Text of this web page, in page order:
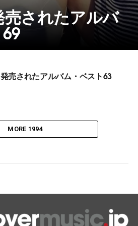
されたアルバ
売されたアルバム・ベスト63
MORE 1994